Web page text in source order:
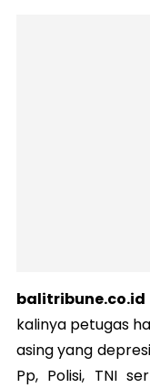
kalinya petugas
asing yang
Pp, Polisi, TNI